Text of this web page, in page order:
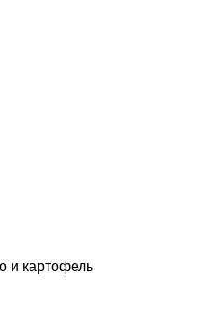
и картофель